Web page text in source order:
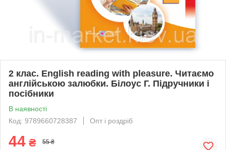
2 клас. English reading with pleasure. Читаємо
англійською залюбки. Білоус Г. Підручники і
посібники
В наявності
Код: 9789660728387
Опт і роздріб
44 ₴ 55 ₴